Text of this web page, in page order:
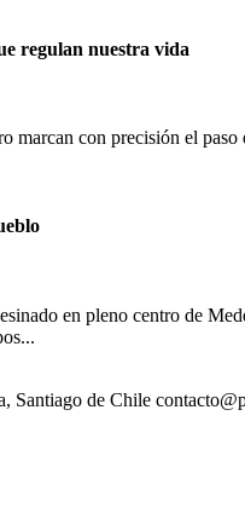
regulan nuestra vida
marcan con precisión el
en pleno centro de
Santiago de Chile